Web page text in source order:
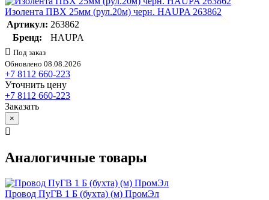
Изолента ПВХ 25мм (рул.20м) черн. HAUPA 263862
Артикул: 263862
Бренд:
HAUPA
Под заказ
Обновлено 08.08.2026
+7 8112 660-223
Уточнить цену
+7 8112 660-223
Заказать
×
Аналогичные товары
Провод ПуГВ 1 Б (бухта) (м) ПромЭл